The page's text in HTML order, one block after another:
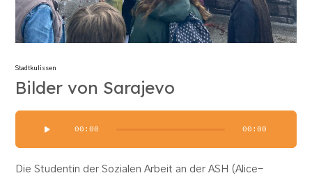
Stadtkulissen
Bilder von Sarajevo
00:00 00:00
Die Studentin der Sozialen Arbeit an der ASH (Alice-